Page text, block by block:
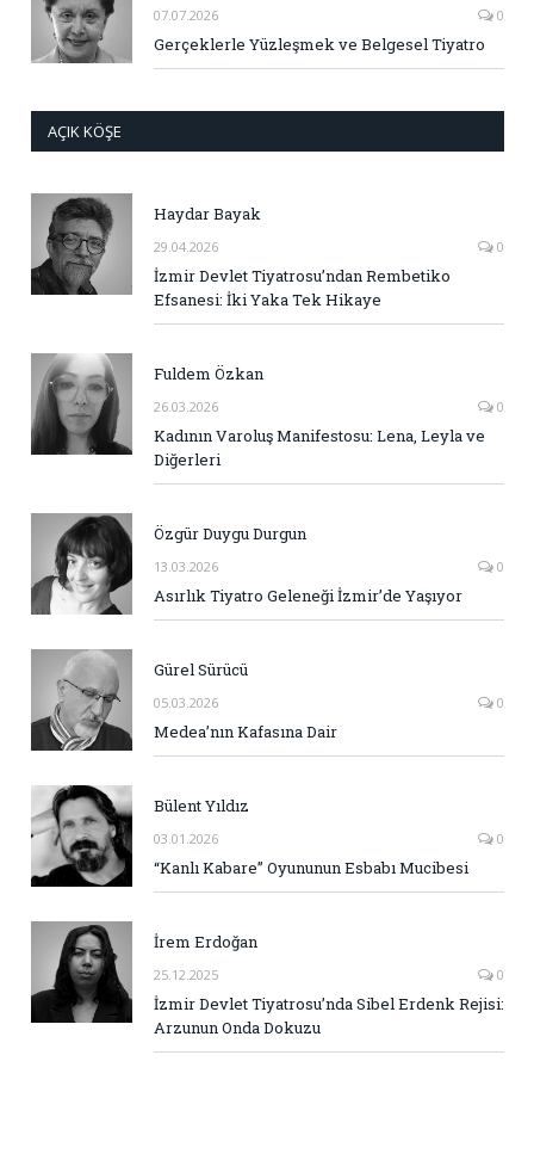
07.07.2026 0
Gerçeklerle Yüzleşmek ve Belgesel Tiyatro
AÇIK KÖŞE
Haydar Bayak
29.04.2026 0
İzmir Devlet Tiyatrosu’ndan Rembetiko
Efsanesi: İki Yaka Tek Hikaye
Fuldem Özkan
26.03.2026 0
Kadının Varoluş Manifestosu: Lena, Leyla ve
Diğerleri
Özgür Duygu Durgun
13.03.2026 0
Asırlık Tiyatro Geleneği İzmir’de Yaşıyor
Gürel Sürücü
05.03.2026 0
Medea’nın Kafasına Dair
Bülent Yıldız
03.01.2026 0
“Kanlı Kabare” Oyununun Esbabı Mucibesi
İrem Erdoğan
25.12.2025 0
İzmir Devlet Tiyatrosu’nda Sibel Erdenk Rejisi:
Arzunun Onda Dokuzu